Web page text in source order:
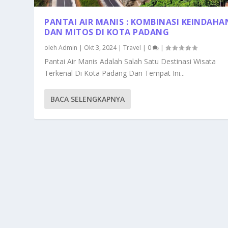
PANTAI AIR MANIS : KOMBINASI
DAN MITOS DI KOTA PADANG
olehAdmin | Okt 3, 2024|Travel | 0 |
Pantai Air Manis Adalah Salah Satu Destinasi Wisata
Terkenal Di Kota Padang Dan Tempat Ini...
BACA SELENGKAPNYA